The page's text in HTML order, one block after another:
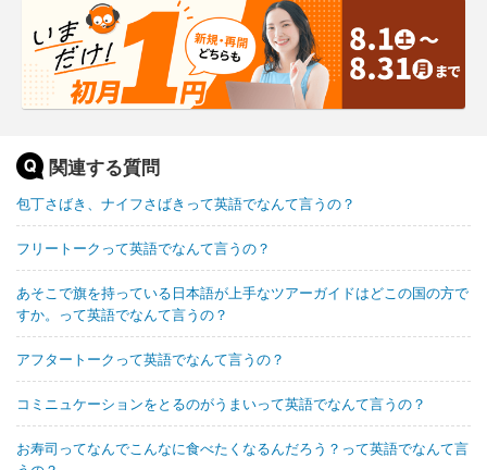
関連する質問
包丁さばき、ナイフさばきって英語でなんて言うの？
フリートークって英語でなんて言うの？
あそこで旗を持っている日本語が上手なツアーガイドはどこの国の方で
すか。って英語でなんて言うの？
アフタートークって英語でなんて言うの？
コミニュケーションをとるのがうまいって英語でなんて言うの？
お寿司ってなんでこんなに食べたくなるんだろう？って英語でなんて言